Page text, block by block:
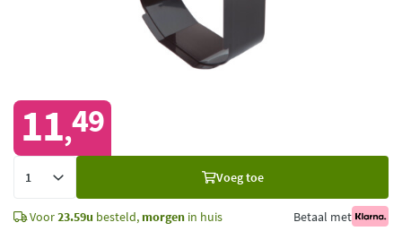
11,49
Voeg toe
Voor23.59u besteld, morgen in huis Betaal met